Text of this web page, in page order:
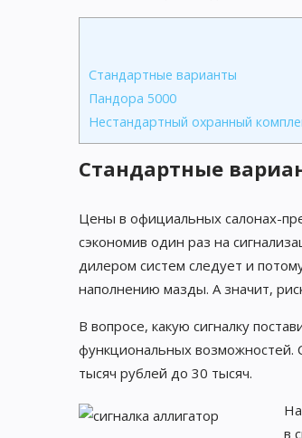
Стандартные варианты
Пандора 5000
Нестандартный охранный
Стандартные
Цены в официальных салонах-
сэкономив один раз на
дилером систем следует и
наполнению мазды. А значит,
В вопросе, какую сигналку
функциональных возможностей.
тысяч рублей до 30 тысяч.
в